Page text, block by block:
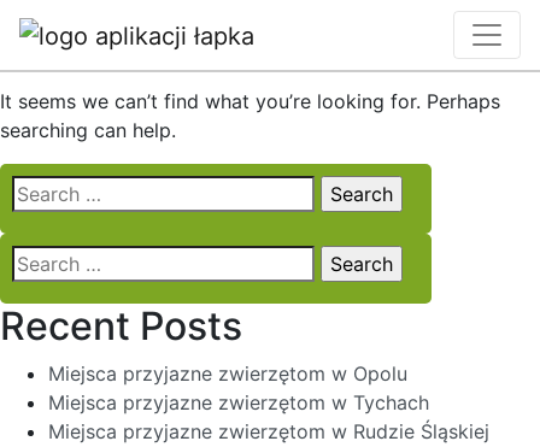
Nothing Found
It seems we can’t find what you’re looking for. Perhaps
searching can help.
Search
for:
Search
for:
Recent Posts
Miejsca przyjazne zwierzętom w Opolu
Miejsca przyjazne zwierzętom w Tychach
Miejsca przyjazne zwierzętom w Rudzie Śląskiej